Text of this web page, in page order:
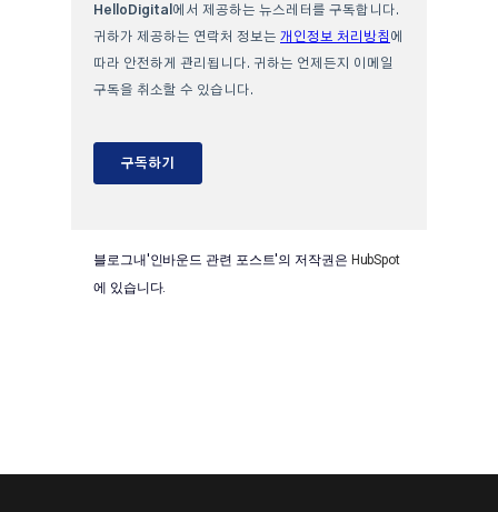
블로그내'인바운드 관련 포스트'의 저작권은 HubSpot
에 있습니다.